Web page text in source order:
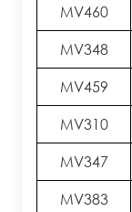
MV460
MV348
MV459
MV310
MV347
MV383